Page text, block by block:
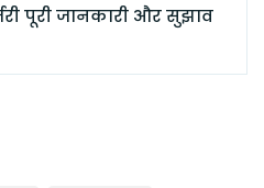
पूरी जानकारी और सुझाव